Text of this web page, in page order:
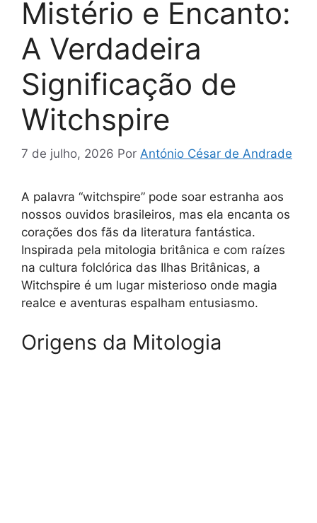
Mistério e Encanto:
A Verdadeira
Significação de
Witchspire
7 de julho, 2026 Por António César de Andrade
A palavra “witchspire” pode soar estranha aos
nossos ouvidos brasileiros, mas ela encanta os
corações dos fãs da literatura fantástica.
Inspirada pela mitologia britânica e com raízes
na cultura folclórica das Ilhas Britânicas, a
Witchspire é um lugar misterioso onde magia
realce e aventuras espalham entusiasmo.
Origens da Mitologia